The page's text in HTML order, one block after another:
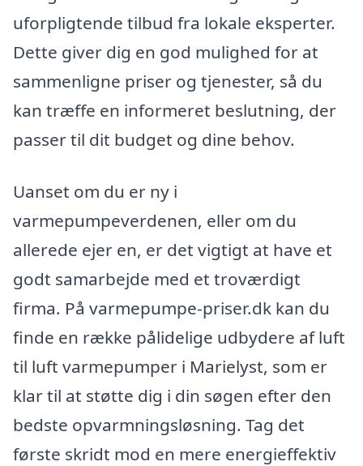
uforpligtende tilbud fra lokale eksperter.
Dette giver dig en god mulighed for at
sammenligne priser og tjenester, så du
kan træffe en informeret beslutning, der
passer til dit budget og dine behov.
Uanset om du er ny i
varmepumpeverdenen, eller om du
allerede ejer en, er det vigtigt at have et
godt samarbejde med et troværdigt
firma. På varmepumpe-priser.dk kan du
finde en række pålidelige udbydere af luft
til luft varmepumper i Marielyst, som er
klar til at støtte dig i din søgen efter den
bedste opvarmningsløsning. Tag det
første skridt mod en mere energieffektiv